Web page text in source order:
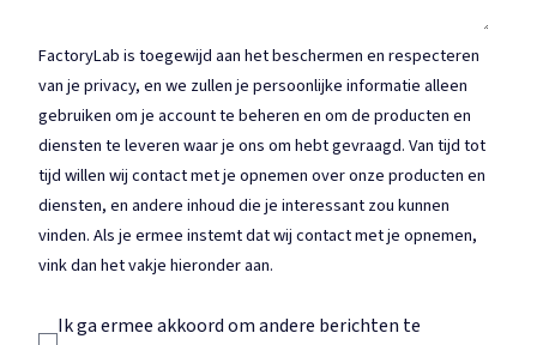
FactoryLab is toegewijd aan het beschermen en respecteren
van je privacy, en we zullen je persoonlijke informatie alleen
gebruiken om je account te beheren en om de producten en
diensten te leveren waar je ons om hebt gevraagd. Van tijd tot
tijd willen wij contact met je opnemen over onze producten en
diensten, en andere inhoud die je interessant zou kunnen
vinden. Als je ermee instemt dat wij contact met je opnemen,
vink dan het vakje hieronder aan.
Ik ga ermee akkoord om andere berichten te